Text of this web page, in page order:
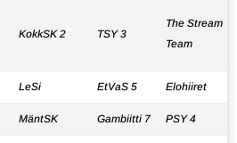
KokkSK 2 TSY 3
The Stream
Team
LeSi EtVaS 5 Elohiiret
MäntSK Gambiitti 7 PSY 4